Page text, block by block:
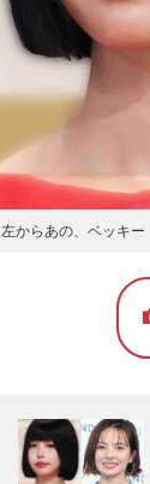
左からあの、ベッキー